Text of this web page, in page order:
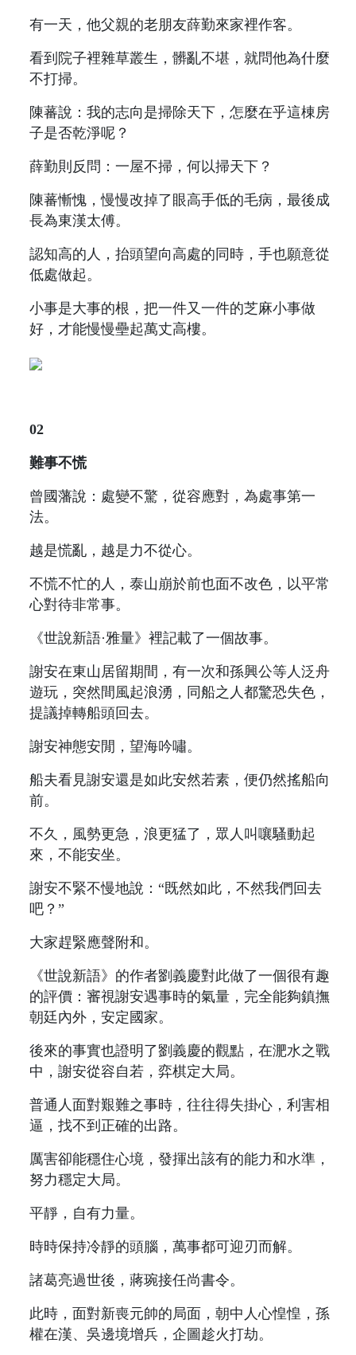
有一天，他父親的老朋友薛勤來家裡作客。
看到院子裡雜草叢生，髒亂不堪，就問他為什麼
不打掃。
陳蕃說：我的志向是掃除天下，怎麼在乎這棟房
子是否乾淨呢？
薛勤則反問：一屋不掃，何以掃天下？
陳蕃慚愧，慢慢改掉了眼高手低的毛病，最後成
長為東漢太傅。
認知高的人，抬頭望向高處的同時，手也願意從
低處做起。
小事是大事的根，把一件又一件的芝麻小事做
好，才能慢慢壘起萬丈高樓。
02
難事不慌
曾國藩說：處變不驚，從容應對，為處事第一
法。
越是慌亂，越是力不從心。
不慌不忙的人，泰山崩於前也面不改色，以平常
心對待非常事。
《世說新語·雅量》裡記載了一個故事。
謝安在東山居留期間，有一次和孫興公等人泛舟
遊玩，突然間風起浪湧，同船之人都驚恐失色，
提議掉轉船頭回去。
謝安神態安閒，望海吟嘯。
船夫看見謝安還是如此安然若素，便仍然搖船向
前。
不久，風勢更急，浪更猛了，眾人叫嚷騷動起
來，不能安坐。
謝安不緊不慢地說：“既然如此，不然我們回去
吧？”
大家趕緊應聲附和。
《世說新語》的作者劉義慶對此做了一個很有趣
的評價：審視謝安遇事時的氣量，完全能夠鎮撫
朝廷內外，安定國家。
後來的事實也證明了劉義慶的觀點，在淝水之戰
中，謝安從容自若，弈棋定大局。
普通人面對艱難之事時，往往得失掛心，利害相
逼，找不到正確的出路。
厲害卻能穩住心境，發揮出該有的能力和水準，
努力穩定大局。
平靜，自有力量。
時時保持冷靜的頭腦，萬事都可迎刃而解。
諸葛亮過世後，蔣琬接任尚書令。
此時，面對新喪元帥的局面，朝中人心惶惶，孫
權在漢、吳邊境增兵，企圖趁火打劫。